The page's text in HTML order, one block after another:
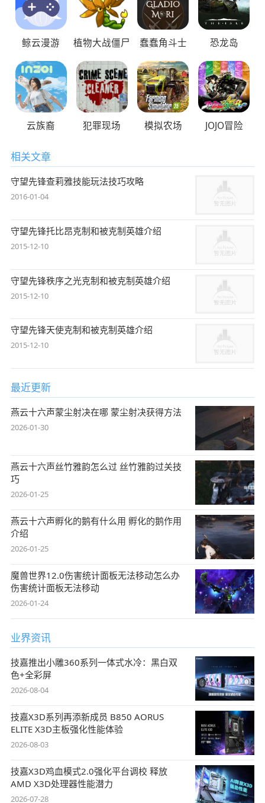
鲸云漫游 植物大战僵尸 蠢蠢角斗士 恐龙岛
云族裔 犯罪现场 模拟农场 JOJO冒险
相关文章
守望先锋查莉雅技能玩法技巧攻略
2016-01-04
守望先锋托比昂克制和被克制英雄介绍
2015-12-10
守望先锋秩序之光克制和被克制英雄介绍
2015-12-10
守望先锋天使克制和被克制英雄介绍
2015-12-10
最近更新
燕云十六声蒙尘射决在哪 蒙尘射决获得方法
2026-01-30
燕云十六声丝竹雅韵怎么过 丝竹雅韵过关技
巧
2026-01-25
燕云十六声孵化的鹅有什么用 孵化的鹅作用
介绍
2026-01-25
魔兽世界12.0伤害统计面板无法移动怎么办
伤害统计面板无法移动
2026-01-24
业界资讯
技嘉推出小雕360系列一体式水冷：黑白双
色+全彩屏
2026-08-04
技嘉X3D系列再添新成员 B850 AORUS
ELITE X3D主板强化性能体验
2026-08-03
技嘉X3D鸡血模式2.0强化平台调校 释放
AMD X3D处理器性能潜力
2026-07-28